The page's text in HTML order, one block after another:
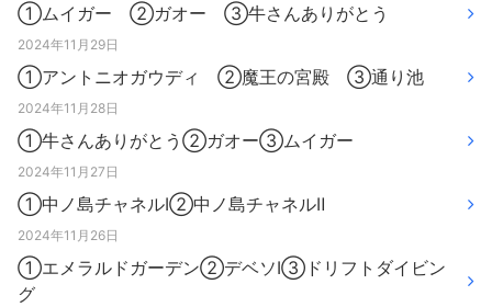
①ムイガー ②ガオー ③牛さんありがとう
2024年11月29日
①アントニオガウディ ②魔王の宮殿 ③通り池
2024年11月28日
①牛さんありがとう②ガオー③ムイガー
2024年11月27日
①中ノ島チャネルⅠ②中ノ島チャネルⅡ
2024年11月26日
①エメラルドガーデン②デベソⅠ③ドリフトダイビン
グ